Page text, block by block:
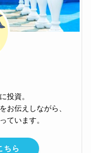
投資。
お伝えしながら、
ています。
ちら